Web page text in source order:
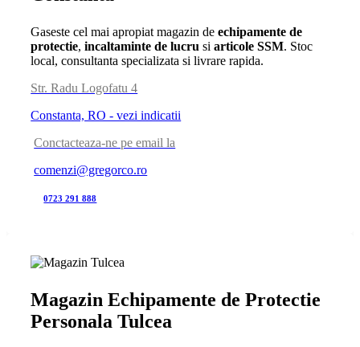
Gaseste cel mai apropiat magazin deechipamente de
protectie,incaltaminte de lucru siarticole SSM. Stoc
local, consultanta specializata si livrare rapida.
Str. Radu Logofatu 4
Constanta, RO - vezi indicatii
Conctacteaza-ne pe email la
comenzi@gregorco.ro
0723 291 888
Magazin Echipamente de Protectie
Personala Tulcea